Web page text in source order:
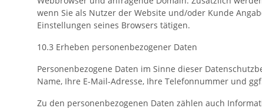
wenn Sie als Nutzer der Website und/oder Kunde
Einstellungen seines Browsers tätigen.
10.3 Erheben personenbezogener Daten
Personenbezogene Daten im Sinne dieser
Name, Ihre E-Mail-Adresse, Ihre Telefonnummer und
Zu den personenbezogenen Daten zählen auch